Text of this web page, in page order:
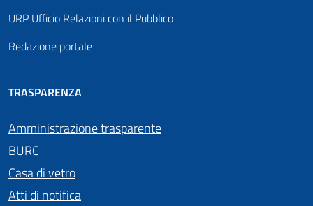
URP Ufficio Relazioni con il Pubblico
Redazione portale
TRASPARENZA
Amministrazione trasparente
BURC
Casa di vetro
Atti di notifica